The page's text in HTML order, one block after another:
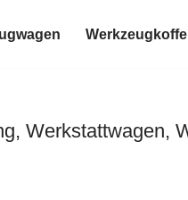
Werkstattwagen,